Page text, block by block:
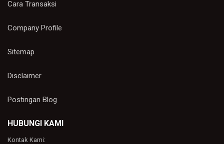
Cara Transaksi
Company Profile
Sitemap
Disclaimer
Postingan Blog
HUBUNGI KAMI
Kontak Kami: